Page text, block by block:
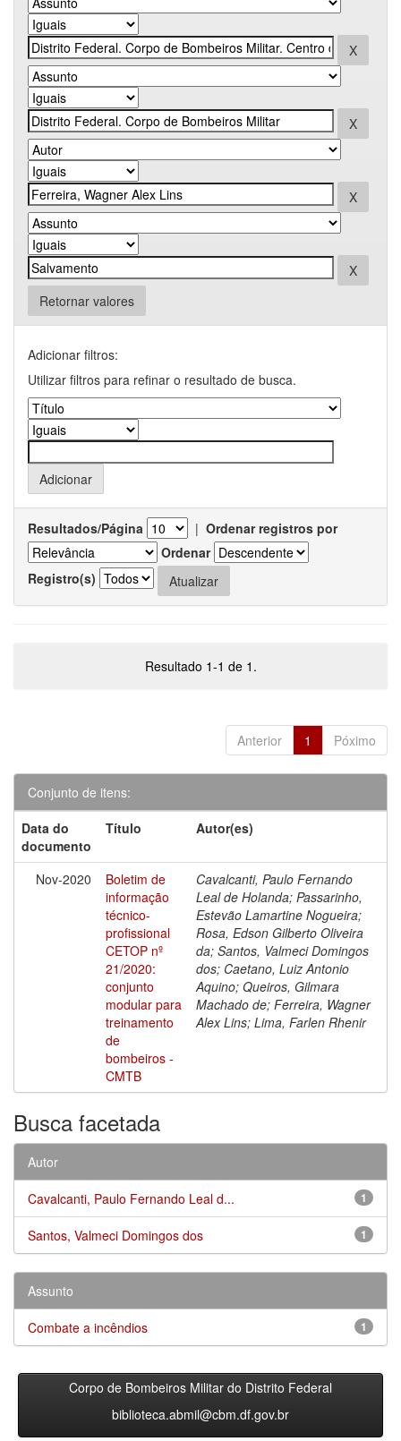
Retornar valores
Adicionar filtros:
Utilizar filtros para refinar o resultado de busca.
Resultados/Página | Ordenar registros por
Ordenar
Registro(s)
Resultado 1-1 de 1.
Anterior 1 Póximo
Conjunto de itens:
Data do
documento
Título Autor(es)
Nov-2020
Boletim de
informação
técnico-
profissional
CETOP nº
21/2020:
conjunto
modular para
treinamento
de
bombeiros -
CMTB
Cavalcanti, Paulo Fernando
Leal de Holanda; Passarinho,
Estevão Lamartine Nogueira;
Rosa, Edson Gilberto Oliveira
da; Santos, Valmeci Domingos
dos; Caetano, Luiz Antonio
Aquino; Queiros, Gilmara
Machado de; Ferreira, Wagner
Alex Lins; Lima, Farlen Rhenir
Busca facetada
Autor
1
Cavalcanti, Paulo Fernando Leal d...
1
Santos, Valmeci Domingos dos
Assunto
1
Combate a incêndios
Corpo de Bombeiros Militar do Distrito Federal
biblioteca.abmil@cbm.df.gov.br